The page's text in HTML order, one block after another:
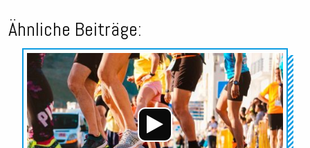
Ähnliche Beiträge:
Audio-
Player